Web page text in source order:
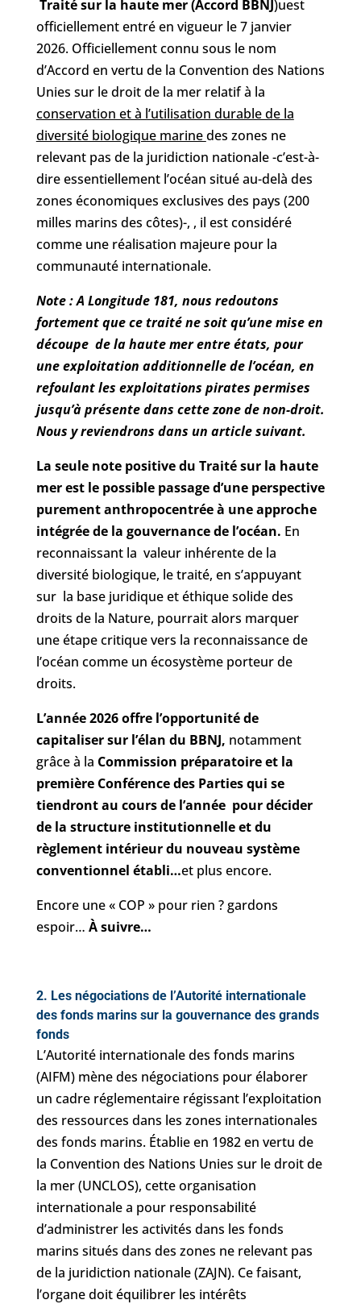
Traité sur la haute mer (Accord BBNJ )uest
officiellement entré en vigueur le 7 janvier
2026. Officiellement connu sous le nom
d’Accord en vertu de la Convention des Nations
Unies sur le droit de la mer relatif à la
conservation et à l’utilisation durable de la
diversité biologique marinedes zones ne
relevant pas de la juridiction nationale -c’est-à-
dire essentiellement l’océan situé au-delà des
zones économiques exclusives des pays (200
milles marins des côtes)-, , il est considéré
comme une réalisation majeure pour la
communauté internationale.
Note : A Longitude 181, nous redoutons
fortement que ce traité ne soit qu’une mise en
découpe de la haute mer entre états, pour
une exploitation additionnelle de l’océan, en
refoulant les exploitations pirates permises
jusqu’à présente dans cette zone de non-droit.
Nous y reviendrons dans un article suivant.
La seule note positive du Traité sur la haute
mer est le possible passage d’une perspective
purement anthropocentrée à une approche
intégrée de la gouvernance de l’océan. En
reconnaissant la valeur inhérente de la
diversité biologique, le traité, en s’appuyant
sur la base juridique et éthique solide des
droits de la Nature, pourrait alors marquer
une étape critique vers la reconnaissance de
l’océan comme un écosystème porteur de
droits.
L’année 2026 offre l’opportunité de
capitaliser sur l’élan du BBNJ, notamment
grâce à la Commission préparatoire et la
première Conférence des Parties qui se
tiendront au cours de l’année pour décider
de la structure institutionnelle et du
règlement intérieur du nouveau système
conventionnel établi…et plus encore.
Encore une « COP » pour rien ? gardons
espoir… À suivre…
2. Les négociations de l’Autorité internationale
des fonds marins sur la gouvernance des grands
fonds
L’Autorité internationale des fonds marins
(AIFM) mène des négociations pour élaborer
un cadre réglementaire régissant l’exploitation
des ressources dans les zones internationales
des fonds marins. Établie en 1982 en vertu de
la Convention des Nations Unies sur le droit de
la mer (UNCLOS), cette organisation
internationale a pour responsabilité
d’administrer les activités dans les fonds
marins situés dans des zones ne relevant pas
de la juridiction nationale (ZAJN). Ce faisant,
l’organe doit équilibrer les intérêts